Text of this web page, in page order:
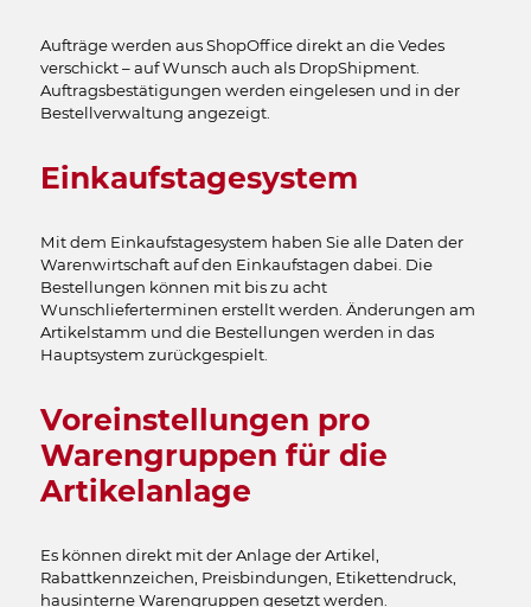
Aufträge werden aus ShopOffice direkt an die Vedes
verschickt – auf Wunsch auch als DropShipment.
Auftragsbestätigungen werden eingelesen und in der
Bestellverwaltung angezeigt.
Einkaufstagesystem
Mit dem Einkaufstagesystem haben Sie alle Daten der
Warenwirtschaft auf den Einkaufstagen dabei. Die
Bestellungen können mit bis zu acht
Wunschlieferterminen erstellt werden. Änderungen am
Artikelstamm und die Bestellungen werden in das
Hauptsystem zurückgespielt.
Voreinstellungen pro
Warengruppen für die
Artikelanlage
Es können direkt mit der Anlage der Artikel,
Rabattkennzeichen, Preisbindungen, Etikettendruck,
hausinterne Warengruppen gesetzt werden.